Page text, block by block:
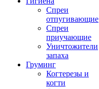
Спреи
отпугивающие
Спреи
приучающие
Уничтожители
запаха
Груминг
Когтерезы и
когти